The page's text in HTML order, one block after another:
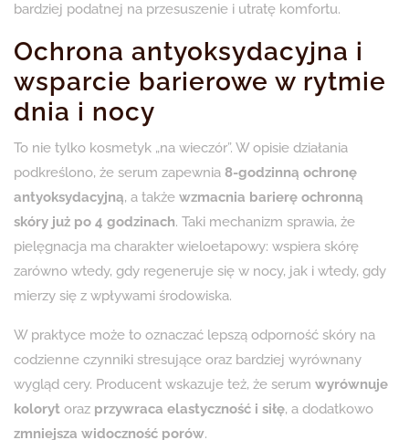
bardziej podatnej na przesuszenie i utratę komfortu.
Ochrona antyoksydacyjna i
wsparcie barierowe w rytmie
dnia i nocy
To nie tylko kosmetyk „na wieczór”. W opisie działania
podkreślono, że serum zapewnia 8-godzinną ochronę
antyoksydacyjną, a także wzmacnia barierę ochronną
skóry już po 4 godzinach. Taki mechanizm sprawia, że
pielęgnacja ma charakter wieloetapowy: wspiera skórę
zarówno wtedy, gdy regeneruje się w nocy, jak i wtedy, gdy
mierzy się z wpływami środowiska.
W praktyce może to oznaczać lepszą odporność skóry na
codzienne czynniki stresujące oraz bardziej wyrównany
wygląd cery. Producent wskazuje też, że serum wyrównuje
koloryt oraz przywraca elastyczność i siłę, a dodatkowo
zmniejsza widoczność porów.